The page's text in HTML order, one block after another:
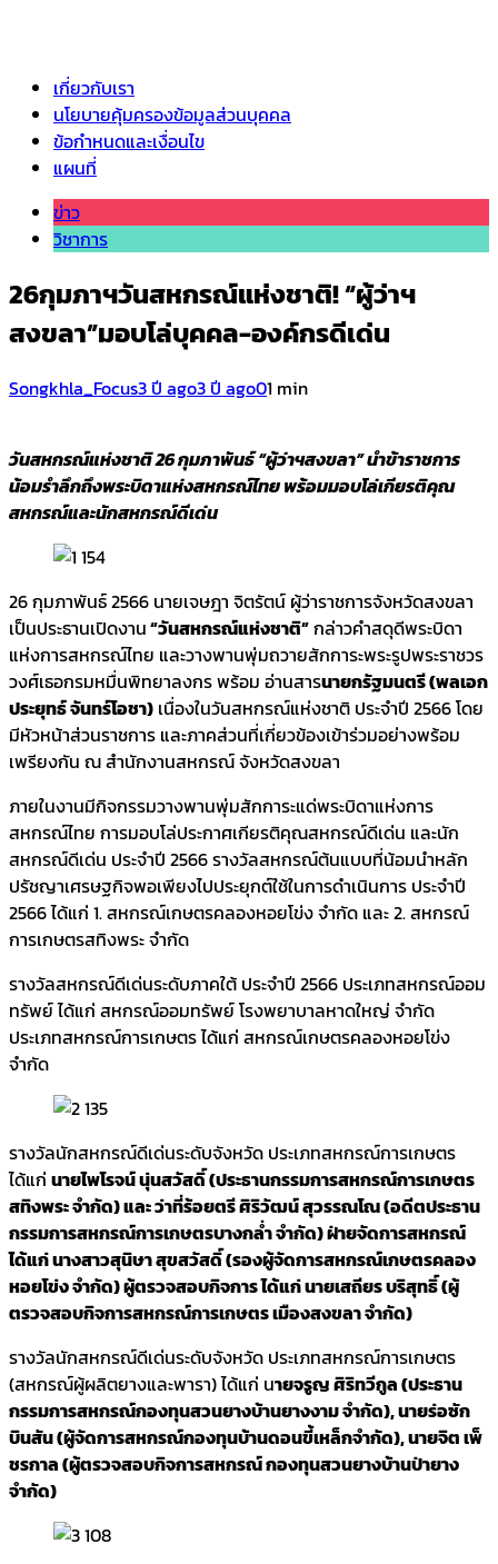
เกี่ยวกับเรา
นโยบายคุ้มครองข้อมูลส่วนบุคคล
ข้อกำหนดและเงื่อนไข
แผนที่
ข่าว
วิชาการ
26กุมภาฯวันสหกรณ์​แห่งชาติ! “ผู้ว่าฯ
สงขลา”​มอบโล่บุคคล-องค์กร​ดีเด่น
Songkhla_Focus3 ปี ago3 ปี ago01 min
วันสหกรณ์แห่งชาติ 26 กุมภาพันธ์​ “ผู้​ว่าฯสงขลา”​ นำข้าราชการ
น้อมรำลึกถึงพระบิดาแห่งสหกรณ์ไทย พร้อมมอบโล่เกียรติคุณ
สหกรณ์และนักสหกรณ์ดีเด่น
26 กุมภาพันธ์​ 2566 นายเจษฎา จิตรัตน์ ผู้ว่าราชการจังหวัดสงขลา
เป็นประธานเปิดงาน“วันสหกรณ์แห่งชาติ”กล่าวคำสดุดีพระบิดา
แห่งการสหกรณ์ไทย และวางพานพุ่มถวายสักการะพระรูปพระราชวร
วงศ์เธอกรมหมื่นพิทยาลงกร พร้อม อ่านสารนายกรัฐมนตรี (พลเอก
ประยุทธ์ จันทร์โอชา) เนื่องในวันสหกรณ์แห่งชาติ ประจำปี 2566 โดย
มีหัวหน้าส่วน​ราชการ​ และภาคส่ว​นที่เกี่ยวข้อง​เข้าร่วม​อย่างพร้อม
เพรียงกัน​ ณ สำนักงานสหกรณ์ จังหวัดสงขลา
ภายในงานมีกิจกรรมวางพานพุ่มสักการะแด่พระบิดาแห่งการ
สหกรณ์ไทย การมอบโล่ประกาศเกียรติคุณสหกรณ์ดีเด่น และนัก
สหกรณ์ดีเด่น ประจำปี 2566 รางวัลสหกรณ์ต้นแบบที่น้อมนำหลัก
ปรัชญาเศรษฐกิจพอเพียงไปประยุกต์ใช้ในการดำเนินการ ประจำปี
2566 ได้แก่ 1. สหกรณ์เกษตรคลองหอยโข่ง จำกัด และ 2. สหกรณ์
การเกษตรสทิงพระ จำกัด
รางวัลสหกรณ์ดีเด่นระดับภาคใต้ ประจำปี 2566 ประเภทสหกรณ์ออม
ทรัพย์ ได้แก่ สหกรณ์ออมทรัพย์ โรงพยาบาลหาดใหญ่ จำกัด
ประเภทสหกรณ์การเกษตร ได้แก่ สหกรณ์เกษตรคลองหอยโข่ง
จำกัด
รางวัลนักสหกรณ์ดีเด่นระดับจังหวัด ประเภทสหกรณ์การเกษตร
ได้แก่ นายไพโรจน์ นุ่นสวัสดิ์ (ประธานกรรมการสหกรณ์การเกษตร
สทิงพระ จำกัด) และ ว่าที่ร้อยตรี ศิริวัฒน์ สุวรรณโณ (อดีตประธาน
กรรมการสหกรณ์การเกษตรบางกล่ำ จำกัด) ฝ่ายจัดการสหกรณ์
ได้แก่ นางสาวสุนิษา สุขสวัสดิ์ (รองผู้จัดการสหกรณ์เกษตรคลอง
หอยโข่ง จำกัด) ผู้ตรวจสอบกิจการ ได้แก่ นายเสถียร บริสุทธิ์ (ผู้
ตรวจสอบกิจการสหกรณ์การเกษตร เมืองสงขลา จำกัด)
รางวัลนักสหกรณ์ดีเด่นระดับจังหวัด ประเภทสหกรณ์การเกษตร
(สหกรณ์ผู้ผลิตยางและพารา) ได้แก่ นายจรูญ ศิริทวีกูล (ประธาน
กรรมการสหกรณ์กองทุนสวนยางบ้านยางงาม จำกัด), นายร่อซัก
บินสัน (ผู้จัดการสหกรณ์กองทุนบ้านดอนขี้เหล็กจำกัด), นายจิต เพ็
ชรกาล (ผู้ตรวจสอบกิจการสหกรณ์ กองทุนสวนยางบ้านป่ายาง
จำกัด)